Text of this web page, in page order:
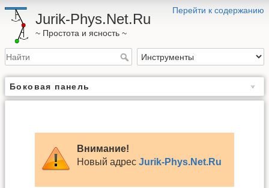
Перейти к содержанию
Jurik-Phys.Net.Ru
~ Простота и ясность ~
Боковая панель
Внимание!
Новый адресJurik-Phys.Net.Ru